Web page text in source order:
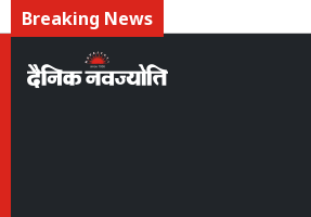
Breaking News